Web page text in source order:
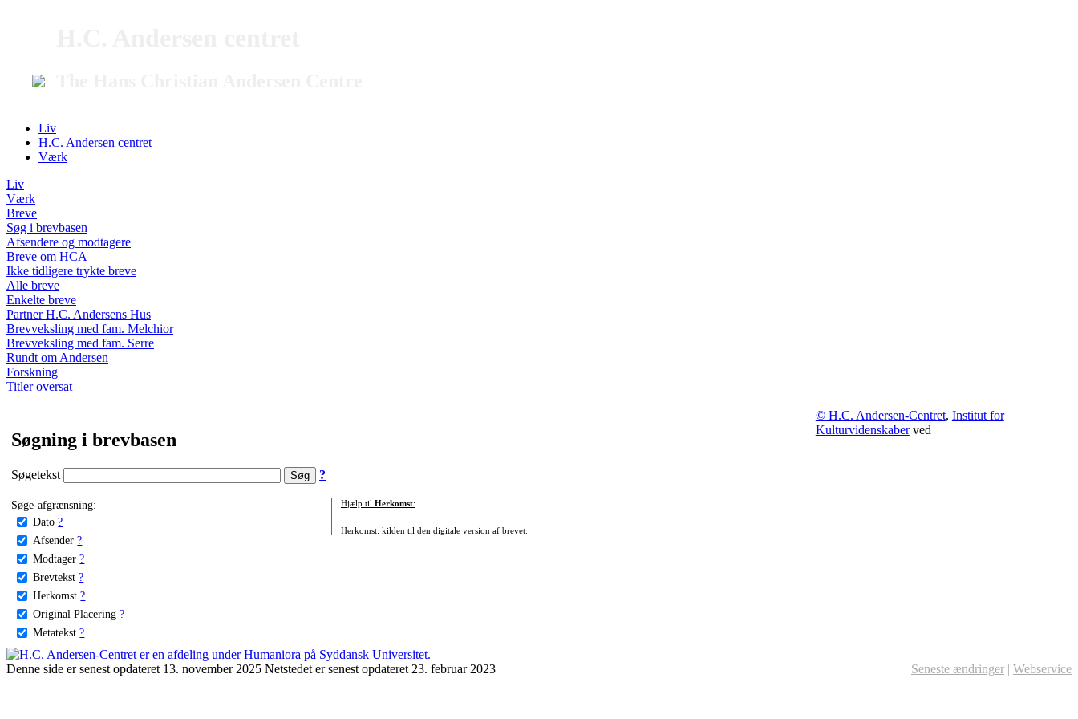
Liv
H.C. Andersen centret
Værk
Liv
Værk
Breve
Søg i brevbasen
Afsendere og modtagere
Breve om HCA
Ikke tidligere trykte breve
Alle breve
Enkelte breve
Partner H.C. Andersens Hus
Brevveksling med fam. Melchior
Brevveksling med fam. Serre
Rundt om Andersen
Forskning
Titler oversat
Søgning i brevbasen
Søgetekst ?
Søge-afgrænsning:
Dato ?
Afsender ?
Modtager ?
Brevtekst ?
Herkomst ?
Original Placering ?
Metatekst ?
Hjælp til Herkomst:
Herkomst: kilden til den digitale version af brevet.
© H.C. Andersen-Centret, Institut for
Kulturvidenskaberved
Denne side er senest opdateret 13. november 2025 Netstedet er senest opdateret 23. februar 2023 Seneste ændringer | Webservice